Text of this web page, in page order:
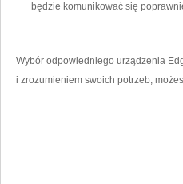
będzie komunikować się
Wybór​ odpowiedniego urządzenia
i‍ zrozumieniem ‍swoich potrzeb,